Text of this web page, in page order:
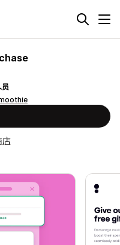
员
店